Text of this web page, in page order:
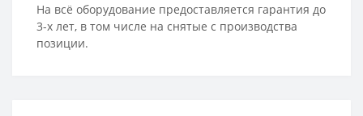
На всё оборудование предоставляется гарантия до
3-х лет, в том числе на снятые с производства
позиции.